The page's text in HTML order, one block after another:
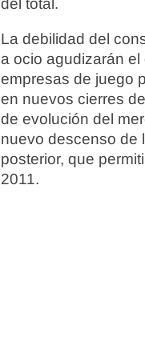
del total.
La debilidad del
a ocio agudizarán
empresas de juego
en nuevos cierres
de evolución del
nuevo descenso de
posterior, que
2011.